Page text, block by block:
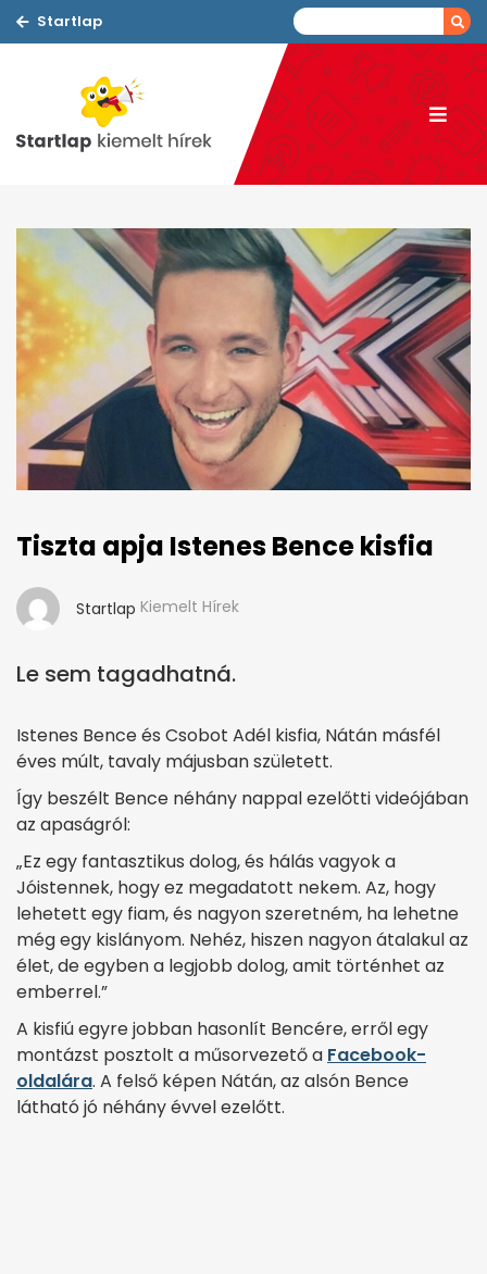
Startlap
Tiszta apja Istenes Bence kisfia
Startlap Kiemelt Hírek
Le sem tagadhatná.
Istenes Bence és Csobot Adél kisfia, Nátán másfél
éves múlt, tavaly májusban született.
Így beszélt Bence néhány nappal ezelőtti videójában
az apaságról:
„Ez egy fantasztikus dolog, és hálás vagyok a
Jóistennek, hogy ez megadatott nekem. Az, hogy
lehetett egy fiam, és nagyon szeretném, ha lehetne
még egy kislányom. Nehéz, hiszen nagyon átalakul az
élet, de egyben a legjobb dolog, amit történhet az
emberrel.”
A kisfiú egyre jobban hasonlít Bencére, erről egy
montázst posztolt a műsorvezető a Facebook-
oldalára. A felső képen Nátán, az alsón Bence
látható jó néhány évvel ezelőtt.